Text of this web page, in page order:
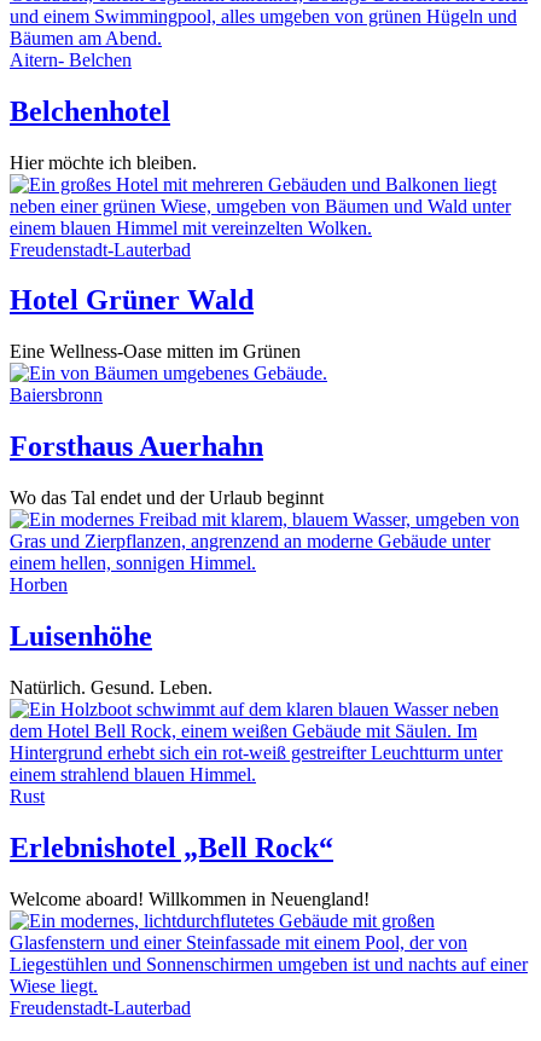
Aitern- Belchen
Belchenhotel
Hier möchte ich bleiben.
Freudenstadt-Lauterbad
Hotel Grüner Wald
Eine Wellness-Oase mitten im Grünen
Baiersbronn
Forsthaus Auerhahn
Wo das Tal endet und der Urlaub beginnt
Horben
Luisenhöhe
Natürlich. Gesund. Leben.
Rust
Erlebnishotel „Bell Rock“
Welcome aboard! Willkommen in Neuengland!
Freudenstadt-Lauterbad